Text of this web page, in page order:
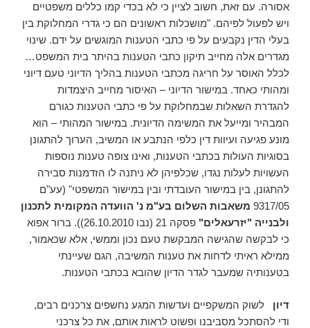
אסורה. עם זאת, חשוב לציין כי לא בכדי קמו כללים משפטיים
ויש לפעול לפיהם. "מושכלות ראשונים הם כי גדרי המחלוקת בין
בעלי הדין נקבעים על פי כתבי הטענות המוגשים על ידם. שינוי
מגדרים אלה מחייב תיקון כתבי הטענות בהיתר בית המשפט…
לכלל האוסר על חריגה מכתבי הטענות בהליך הדיוני טעם דיוני
ומהותי כאחד. במישור הדיוני – האיסור מחייב היצמדות
להגדרת השאלות שבמחלוקת על פי כתבי הטענות כגורם
המבהיר ומייעל את המשימה הדיונית. במישור המהותי – הוא
מונע פגיעה ועיוות דין כלפי הנתבע או המשיב, הערוך להתגונן
בסוגיות העולות בכתבי הטענות, ואינו צופה טענות נוספות
העשויות לעלות נגדו, שכלפיהן לא ניתנה לו הזדמנות סבירה
להתגונן, בין במישור העובדתי ובין במישור המשפטי" (עע"ם
9317/05 משאבות השלום בע"מ נ' הוועדה המקומית לתכנון
ולבנייה "יזרעאלים"
פסקה 21 (נבו 26.10.2010)). ברור אפוא
כי לבקשה שהגישה המבקשת טעם נכון וממשי, אלא שכאמור,
ממילא ראיתי לדחות את טענות המשיבה, הגם שעיינתי
בטענותיה שמעבר לגדר הדיון שהובא בכתבי הטענות.
דיון לשוק המשקפיים ועדשות המגע נחשפים צרכנים רבים,
ודי להסתכל מסביבנו ופשוט לראות אותם, את כל צרכני